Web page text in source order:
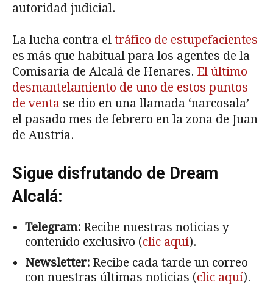
autoridad judicial.
La lucha contra el tráfico de estupefacientes
es más que habitual para los agentes de la
Comisaría de Alcalá de Henares. El último
desmantelamiento de uno de estos puntos
de venta se dio en una llamada ‘narcosala’
el pasado mes de febrero en la zona de Juan
de Austria.
Sigue disfrutando de Dream
Alcalá:
Telegram: Recibe nuestras noticias y
contenido exclusivo (clic aquí).
Newsletter: Recibe cada tarde un correo
con nuestras últimas noticias (clic aquí).